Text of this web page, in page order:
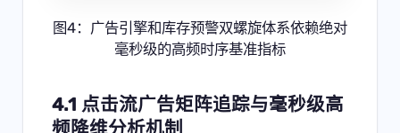
图4：广告引擎和库存预警双螺旋体系依赖绝对
毫秒级的高频时序基准指标
4.1 点击流广告矩阵追踪与毫秒级高
频降维分析机制